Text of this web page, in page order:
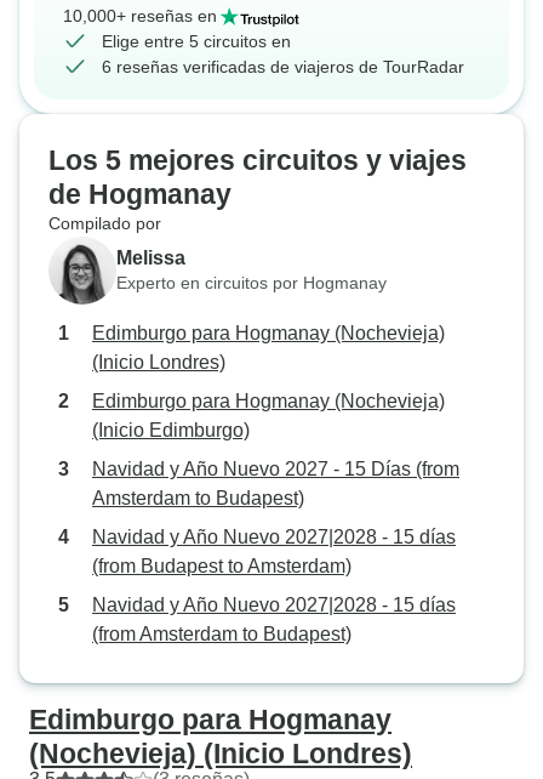
10,000+ reseñas en
Elige entre 5 circuitos en
6 reseñas verificadas de viajeros de TourRadar
Los 5 mejores circuitos y viajes
de Hogmanay
Compilado por
Melissa
Experto en circuitos por Hogmanay
Edimburgo para Hogmanay (Nochevieja)
(Inicio Londres)
Edimburgo para Hogmanay (Nochevieja)
(Inicio Edimburgo)
Navidad y Año Nuevo 2027 - 15 Días (from
Amsterdam to Budapest)
Navidad y Año Nuevo 2027|2028 - 15 días
(from Budapest to Amsterdam)
Navidad y Año Nuevo 2027|2028 - 15 días
(from Amsterdam to Budapest)
Edimburgo para Hogmanay
(Nochevieja) (Inicio Londres)